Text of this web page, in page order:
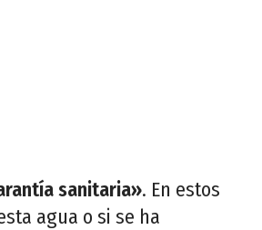
sanitaria». En estos
agua o si se ha